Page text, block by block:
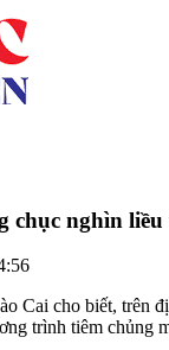
chục nghìn
Cai cho biết, trên
trình tiêm chủng